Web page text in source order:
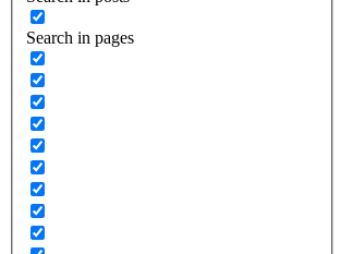
Search in pages